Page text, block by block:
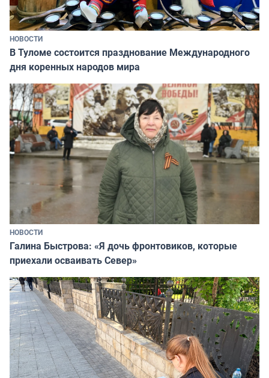
НОВОСТИ
В Туломе состоится празднование Международного
дня коренных народов мира
НОВОСТИ
Галина Быстрова: «Я дочь фронтовиков, которые
приехали осваивать Север»